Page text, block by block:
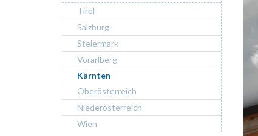
Tirol
Salzburg
Steiermark
Vorarlberg
Kärnten
Oberösterreich
Niederösterreich
Wien